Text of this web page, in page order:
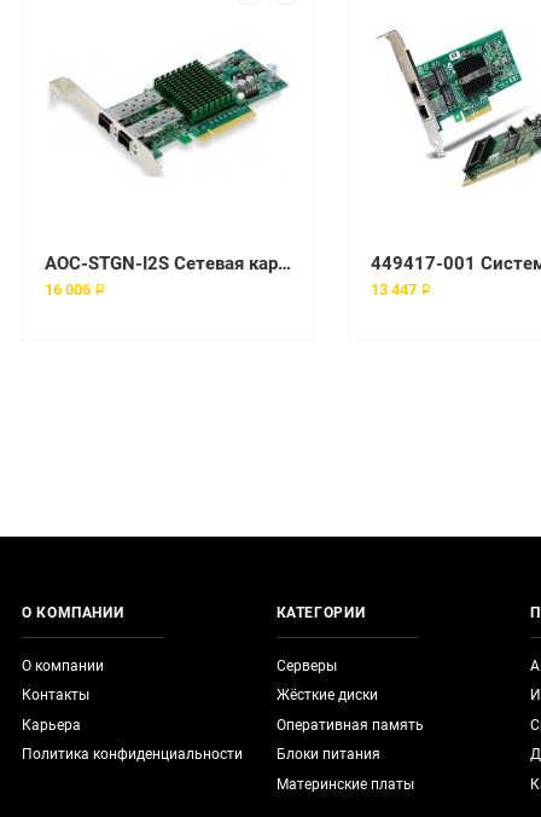
AOC-STGN-I2S Сетевая карта SuperMicro
16 006 ₽ 13 447 ₽
О КОМПАНИИ
О компании
Контакты
Карьера
Политика конфиденциальности
КАТЕГОРИИ
Серверы
Жёсткие диски
Оперативная память
Блоки питания
Материнские платы